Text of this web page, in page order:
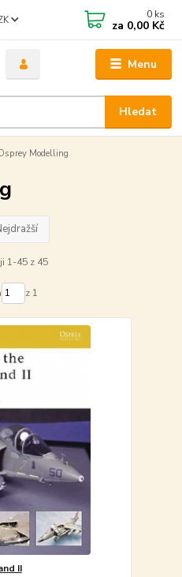
Menu
Hledat
0 ks
za 0,00 Kč
Modelling
1-45 z 45
z 1
II